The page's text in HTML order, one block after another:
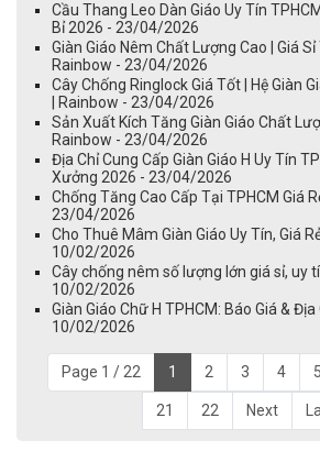
Cầu Thang Leo Dàn Giáo Uy Tín
Bỉ 2026 - 23/04/2026
Giàn Giáo Nêm Chất Lượng Cao | Giá Sỉ
Rainbow - 23/04/2026
Cây Chống Ringlock Giá Tốt | Hệ Giàn
| Rainbow - 23/04/2026
Sản Xuất Kích Tăng Giàn Giáo Chất
Rainbow - 23/04/2026
Địa Chỉ Cung Cấp Giàn Giáo H Uy Tín
Xưởng 2026 - 23/04/2026
Chống Tăng Cao Cấp Tại TPHCM Giá
23/04/2026
Cho Thuê Mâm Giàn Giáo Uy Tín, Giá
10/02/2026
Cây chống nêm số lượng lớn giá sỉ, uy
10/02/2026
Giàn Giáo Chữ H TPHCM: Báo Giá &
10/02/2026
Page 1 / 22 1 2 3 4 5
21 22 Next